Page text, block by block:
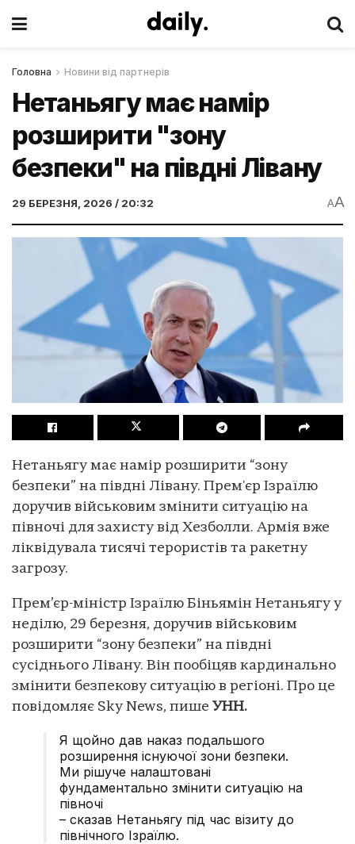
Головна Новини від партнерів
Нетаньягу має намір
розширити "зону
безпеки" на півдні Лівану
29 БЕРЕЗНЯ, 2026 / 20:32 AA
Нетаньягу має намір розширити “зону
безпеки” на півдні Лівану. Прем'єр Ізраїлю
доручив військовим змінити ситуацію на
півночі для захисту від Хезболли. Армія вже
ліквідувала тисячі терористів та ракетну
загрозу.
Прем’єр-міністр Ізраїлю Біньямін Нетаньягу у
неділю, 29 березня, доручив військовим
розширити “зону безпеки” на півдні
сусіднього Лівану. Він пообіцяв кардинально
змінити безпекову ситуацію в регіоні. Про це
повідомляє Sky News, пише УНН.
Я щойно дав наказ подальшого
розширення існуючої зони безпеки.
Ми рішуче налаштовані
фундаментально змінити ситуацію на
півночі
– сказав Нетаньягу під час візиту до
північного Ізраїлю.